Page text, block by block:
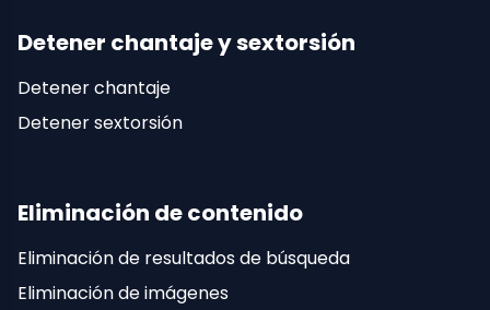
Detener chantaje y sextorsión
Detener chantaje
Detener sextorsión
Eliminación de contenido
Eliminación de resultados de búsqueda
Eliminación de imágenes